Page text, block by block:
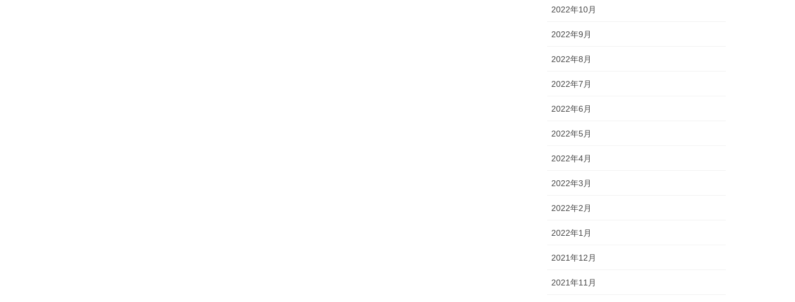
2022年10月
2022年9月
2022年8月
2022年7月
2022年6月
2022年5月
2022年4月
2022年3月
2022年2月
2022年1月
2021年12月
2021年11月